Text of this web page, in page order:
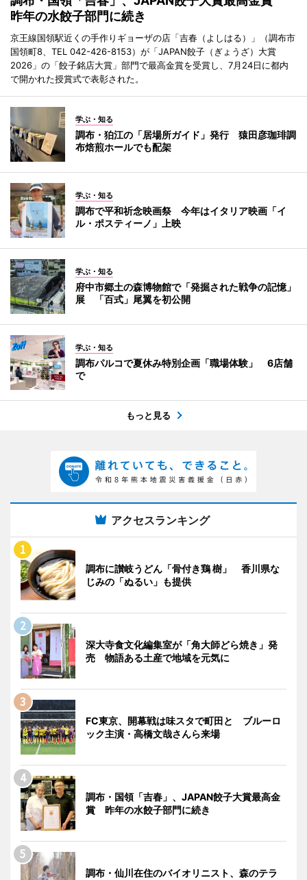
昨年の水餃子部門に続き
京王線国領駅近くの手作りギョーザの店「吉春（よしはる）」（調布市
国領町8、TEL 042-426-8153）が「JAPAN餃子（ぎょうざ）大賞
2026」の「餃子銘店大賞」部門で最高金賞を受賞し、7月24日に都内
で開かれた授賞式で表彰された。
学ぶ・知る
調布・狛江の「居場所ガイド」発行 猿田彦珈琲調
布焙煎ホールでも配架
学ぶ・知る
調布で平和祈念映画祭 今年はイタリア映画「イ
ル・ポスティーノ」上映
学ぶ・知る
府中市郷土の森博物館で「発掘された戦争の記憶」
展 「百式」尾翼を初公開
学ぶ・知る
調布パルコで夏休み特別企画「職場体験」 6店舗
で
もっと見る
アクセスランキング
調布に讃岐うどん「骨付き鶏 樹」 香川県な
じみの「ぬるい」も提供
深大寺食文化編集室が「角大師どら焼き」発
売 物語ある土産で地域を元気に
FC東京、開幕戦は味スタで町田と ブルーロ
ック主演・高橋文哉さんら来場
調布・国領「吉春」、JAPAN餃子大賞最高金
賞 昨年の水餃子部門に続き
調布・仙川在住のバイオリニスト、森のテラ